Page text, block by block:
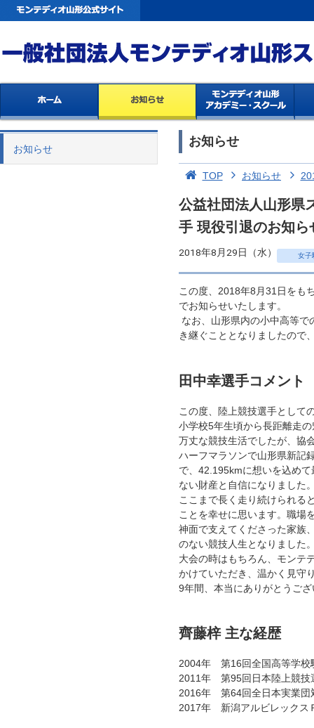
お知らせ
お知らせ
TOP お知らせ
公益社団法人山形県
手 現役引退のお知ら
2018年8月29日（水） 女子
この度、2018年8月31日をも
でお知らせいたします。
なお、山形県内の小中高等
き継ぐこととなりましたので
田中幸選手コメント
この度、陸上競技選手として
小学校5年生頃から長距離走
万丈な競技生活でしたが、協
ハーフマラソンで山形県新記
で、42.195kmに想いを込め
ない財産と自信になりました
ここまで長く走り続けられる
ことを幸せに思います。職場
神面で支えてくださった家族
のない競技人生となりました
大会の時はもちろん、モンテ
かけていただき、温かく見守
9年間、本当にありがとうご
齊藤梓 主な経歴
2004年 第16回全国高等学校
2011年 第95回日本陸上競技
2016年 第64回全日本実業団
2017年 新潟アルビレックス